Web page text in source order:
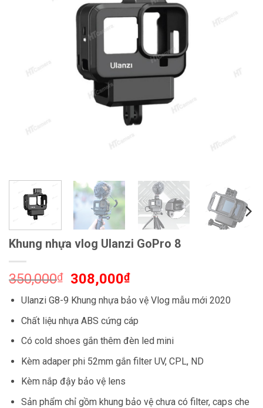
Khung nhựa vlog Ulanzi GoPro 8
350,000₫
Giá
gốc
là:
350,000₫.
308,000₫Giá
hiện
tại
là:
308,000₫.
Ulanzi G8-9 Khung nhựa bảo vệ Vlog mẫu mới 2020
Chất liệu nhựa ABS cứng cáp
Có cold shoes gắn thêm đèn led mini
Kèm adaper phi 52mm gắn filter UV, CPL, ND
Kèm nắp đậy bảo vệ lens
Sản phẩm chỉ gồm khung bảo vệ chưa có filter, caps che